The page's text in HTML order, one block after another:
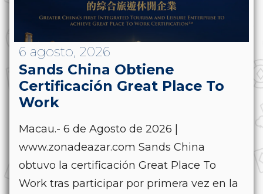
6 agosto, 2026
Sands China Obtiene
Certificación Great Place To
Work
Macau.- 6 de Agosto de 2026 |
www.zonadeazar.com Sands China
obtuvo la certificación Great Place To
Work tras participar por primera vez en la